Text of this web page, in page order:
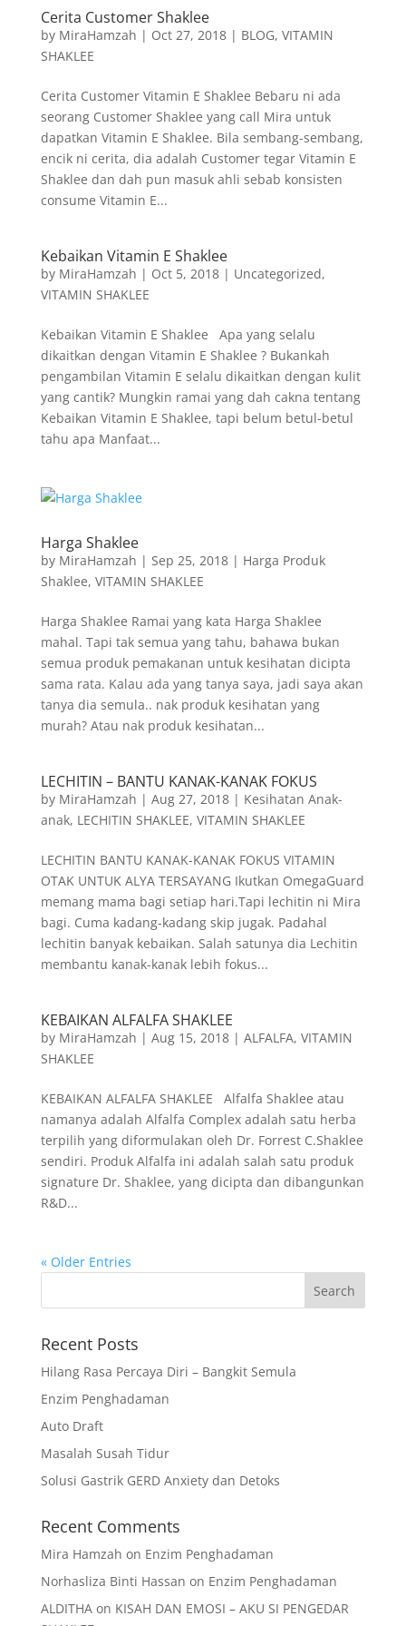
Cerita Customer Shaklee
by MiraHamzah | Oct 27, 2018| BLOG, VITAMIN
SHAKLEE
Cerita Customer Vitamin E Shaklee Bebaru ni ada
seorang Customer Shaklee yang call Mira untuk
dapatkan Vitamin E Shaklee. Bila sembang-sembang,
encik ni cerita, dia adalah Customer tegar Vitamin E
Shaklee dan dah pun masuk ahli sebab konsisten
consume Vitamin E...
Kebaikan Vitamin E Shaklee
by MiraHamzah | Oct 5, 2018| Uncategorized,
VITAMIN SHAKLEE
Kebaikan Vitamin E Shaklee Apa yang selalu
dikaitkan dengan Vitamin E Shaklee ? Bukankah
pengambilan Vitamin E selalu dikaitkan dengan kulit
yang cantik? Mungkin ramai yang dah cakna tentang
Kebaikan Vitamin E Shaklee, tapi belum betul-betul
tahu apa Manfaat...
Harga Shaklee
by MiraHamzah | Sep 25, 2018| Harga Produk
Shaklee, VITAMIN SHAKLEE
Harga Shaklee Ramai yang kata Harga Shaklee
mahal. Tapi tak semua yang tahu, bahawa bukan
semua produk pemakanan untuk kesihatan dicipta
sama rata. Kalau ada yang tanya saya, jadi saya akan
tanya dia semula.. nak produk kesihatan yang
murah? Atau nak produk kesihatan...
LECHITIN – BANTU KANAK-KANAK FOKUS
by MiraHamzah | Aug 27, 2018| Kesihatan Anak-
anak, LECHITIN SHAKLEE, VITAMIN SHAKLEE
LECHITIN BANTU KANAK-KANAK FOKUS VITAMIN
OTAK UNTUK ALYA TERSAYANG Ikutkan OmegaGuard
memang mama bagi setiap hari.Tapi lechitin ni Mira
bagi. Cuma kadang-kadang skip jugak. Padahal
lechitin banyak kebaikan. Salah satunya dia Lechitin
membantu kanak-kanak lebih fokus...
KEBAIKAN ALFALFA SHAKLEE
by MiraHamzah | Aug 15, 2018| ALFALFA, VITAMIN
SHAKLEE
KEBAIKAN ALFALFA SHAKLEE Alfalfa Shaklee atau
namanya adalah Alfalfa Complex adalah satu herba
terpilih yang diformulakan oleh Dr. Forrest C.Shaklee
sendiri. Produk Alfalfa ini adalah salah satu produk
signature Dr. Shaklee, yang dicipta dan dibangunkan
R&D...
« Older Entries
Recent Posts
Hilang Rasa Percaya Diri – Bangkit Semula
Enzim Penghadaman
Auto Draft
Masalah Susah Tidur
Solusi Gastrik GERD Anxiety dan Detoks
Recent Comments
Mira Hamzah on Enzim Penghadaman
Norhasliza Binti Hassan on Enzim Penghadaman
ALDITHAon KISAH DAN EMOSI – AKU SI PENGEDAR